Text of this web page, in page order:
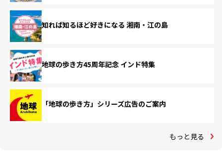
知れば知るほど好きになる 湘南・江の島
地球の歩き方45周年記念 インド特集
「地球の歩き方」シリーズ広告のご案内
もっと見る